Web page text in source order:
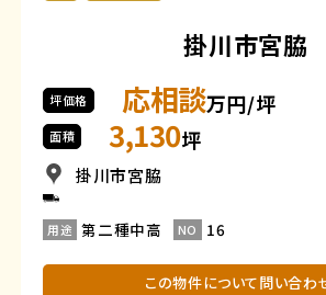
掛川市宮脇
坪価格 応相談万円/坪
面積 3,130坪
掛川市宮脇
用途 第二種中高 NO 16
この物件について問い合わ